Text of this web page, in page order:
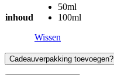
inhoud
50ml
100ml
Wissen
Cadeauverpakking toevoegen?